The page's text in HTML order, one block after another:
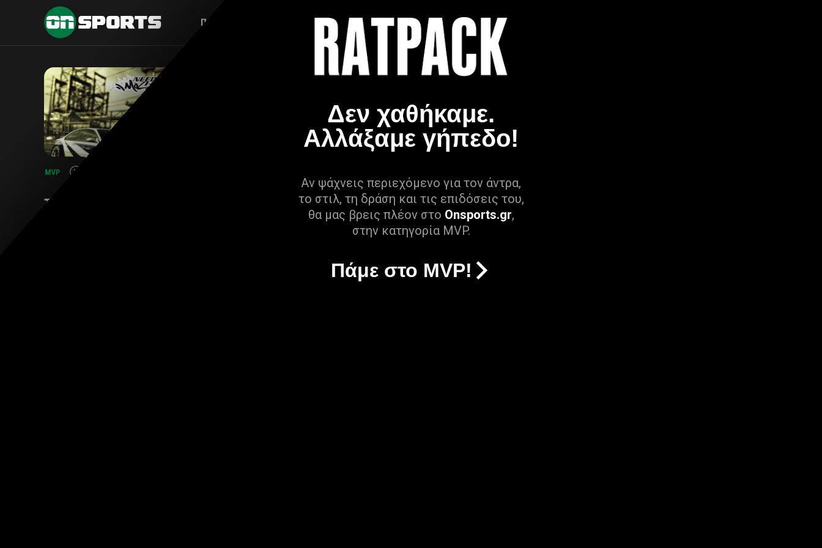
Δεν χαθήκαμε.
Αλλάξαμε γήπεδο!
Αν ψάχνεις περιεχόμενο για τον άντρα,
το στιλ, τη δράση και τις επιδόσεις του,
θα μας βρεις πλέον στο Onsports.gr,
στην κατηγορία MVP.
Πάμε στο MVP!